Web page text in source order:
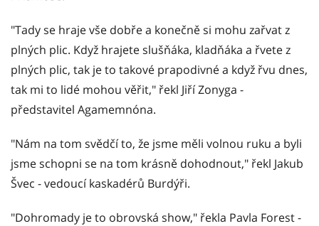
"Tady se hraje vše dobře a konečně si mohu zařvat z
plných plic. Když hrajete slušňáka, kladňáka a řvete z
plných plic, tak je to takové prapodivné a když řvu dnes,
tak mi to lidé mohou věřit," řekl Jiří Zonyga -
představitel Agamemnóna.
"Nám na tom svědčí to, že jsme měli volnou ruku a byli
jsme schopni se na tom krásně dohodnout," řekl Jakub
Švec - vedoucí kaskadérů Burdýři.
"Dohromady je to obrovská show," řekla Pavla Forest -